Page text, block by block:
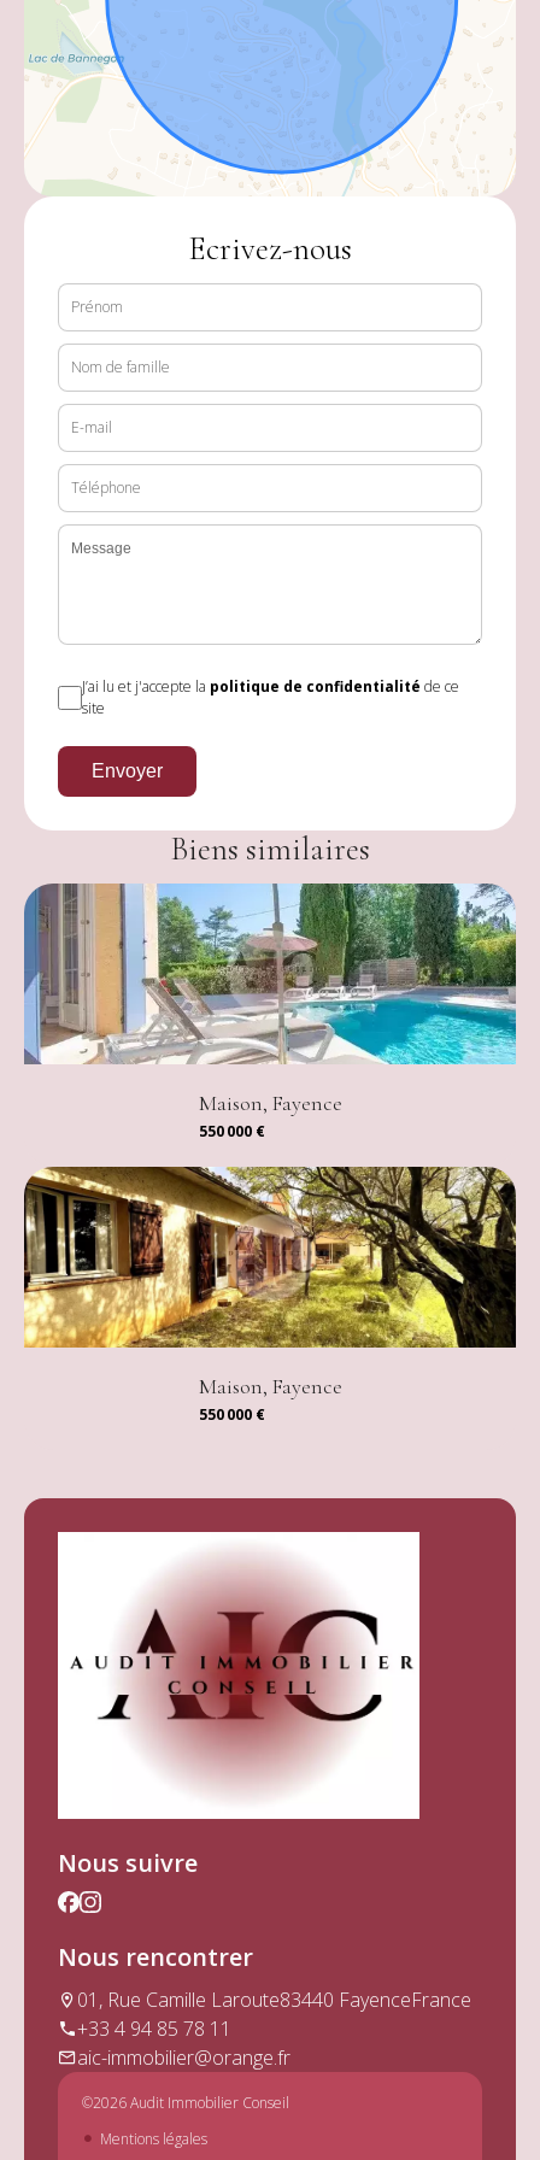
Ecrivez-nous
J’ai lu et j'accepte la politique de confidentialité de ce
site
Envoyer
Biens similaires
Maison, Fayence
550 000 €
Maison, Fayence
550 000 €
Nous suivre
Nous rencontrer
01, Rue Camille Laroute83440 FayenceFrance
+33 4 94 85 78 11
aic-immobilier@orange.fr
©2026 Audit Immobilier Conseil
Mentions légales